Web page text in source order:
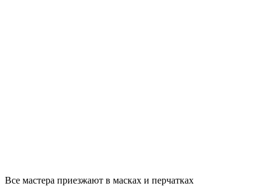
Все мастера приезжают в масках и перчатках